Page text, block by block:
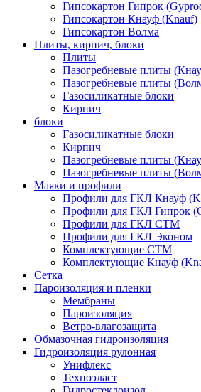
Гипсокартон Гипрок
Гипсокартон Кнауф (Knauf)
Гипсокартон Волма
Плиты, кирпич, блоки
Плиты
Пазогребневые плиты
Пазогребневые плиты
Газосиликатные блоки
Кирпич
блоки
Газосиликатные блоки
Кирпич
Пазогребневые плиты
Пазогребневые плиты
Маяки и профили
Профили для ГКЛ Кнауф
Профили для ГКЛ Гипрок
Профили для ГКЛ СТМ
Профили для ГКЛ Эконом
Комплектующие СТМ
Комплектующие Кнауф
Сетка
Пароизоляция и пленки
Мембраны
Пароизоляция
Ветро-влагозащита
Обмазочная гидроизоляция
Гидроизоляция рулонная
Унифлекс
Техноэласт